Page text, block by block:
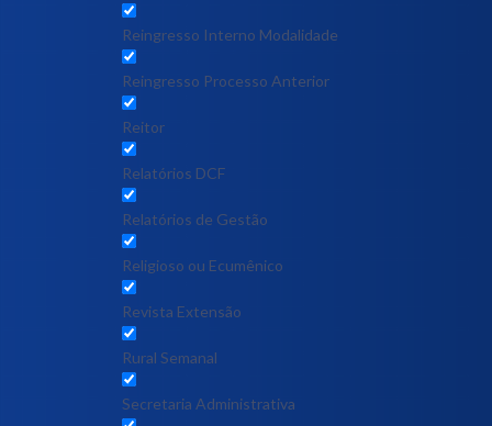
Reingresso Interno Modalidade
Reingresso Processo Anterior
Reitor
Relatórios DCF
Relatórios de Gestão
Religioso ou Ecumênico
Revista Extensão
Rural Semanal
Secretaria Administrativa